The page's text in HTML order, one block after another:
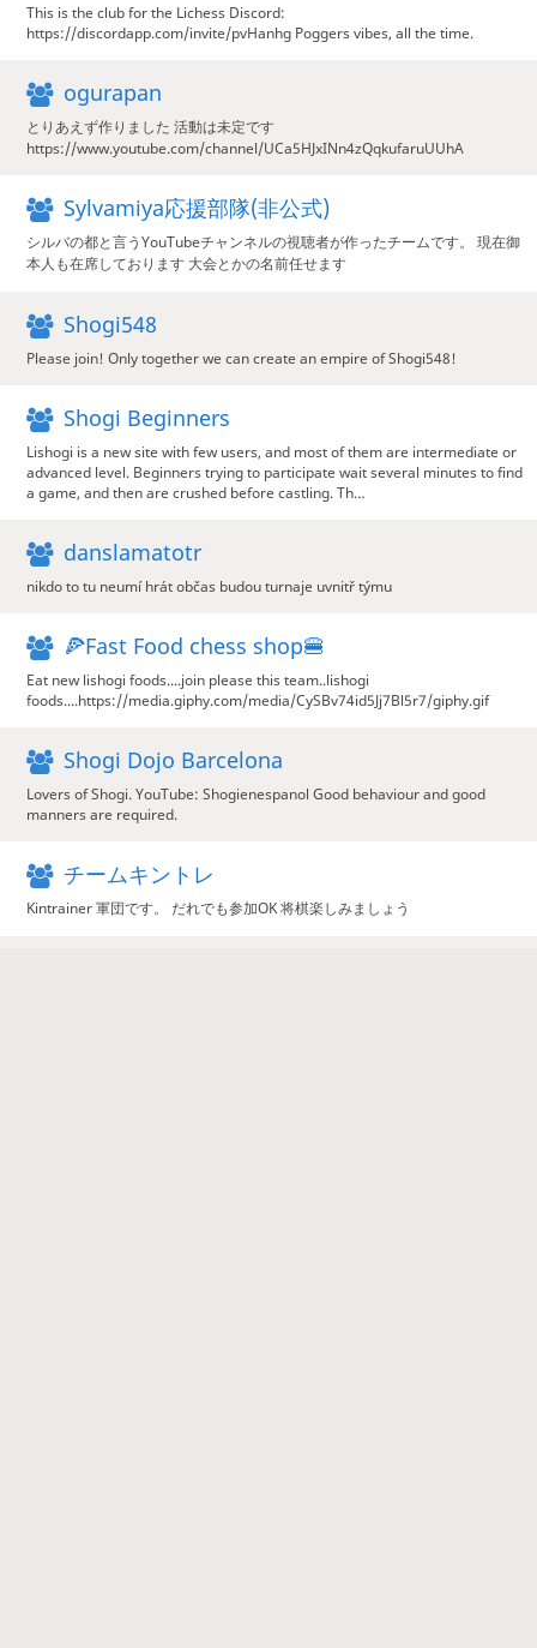
This is the club for the Lichess Discord:
https://discordapp.com/invite/pvHanhg Poggers vibes, all the time.
ogurapan
とりあえず作りました 活動は未定です
https://www.youtube.com/channel/UCa5HJxINn4zQqkufaruUUhA
Sylvamiya応援部隊(非公式)
シルバの都と言うYouTubeチャンネルの視聴者が作ったチームです。 現在御
本人も在席しております 大会とかの名前任せます
Shogi548
Please join! Only together we can create an empire of Shogi548!
Shogi Beginners
Lishogi is a new site with few users, and most of them are intermediate or
advanced level. Beginners trying to participate wait several minutes to find
a game, and then are crushed before castling. Th…
danslamatotr
nikdo to tu neumí hrát občas budou turnaje uvnitř týmu
🍕Fast Food chess shop🍔
Eat new lishogi foods....join please this team..lishogi
foods....https://media.giphy.com/media/CySBv74id5Jj7Bl5r7/giphy.gif
Shogi Dojo Barcelona
Lovers of Shogi. YouTube: Shogienespanol Good behaviour and good
manners are required.
チームキントレ
Kintrainer 軍団です。 だれでも参加OK 将棋楽しみましょう